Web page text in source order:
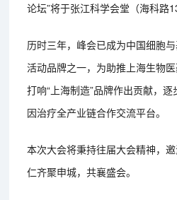
论坛”将于张江科学会堂（海科路
历时三年，峰会已成为中国细胞
活动品牌之一，为助推上海生物
打响“上海制造”品牌作出贡献，
因治疗全产业链合作交流平台。
本次大会将秉持往届大会精神，
仁齐聚申城，共襄盛会。